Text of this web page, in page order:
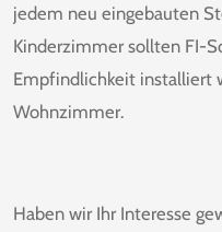
jedem neu eingebauten
Kinderzimmer sollten FI-
Empfindlichkeit installiert
Wohnzimmer.
Haben wir Ihr Interesse